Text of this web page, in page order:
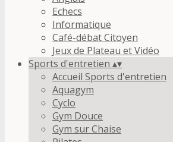
Echecs
Informatique
Café-débat Citoyen
Jeux de Plateau et Vidéo
Sports d'entretien ▴▾
Accueil Sports d'entretien
Aquagym
Cyclo
Gym Douce
Gym sur Chaise